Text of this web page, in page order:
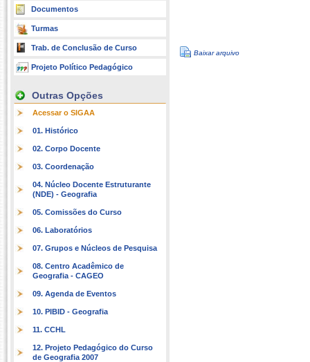
Documentos
Turmas
Trab. de Conclusão de Curso
Projeto Político Pedagógico
Outras Opções
Acessar o SIGAA
01. Histórico
02. Corpo Docente
03. Coordenação
04. Núcleo Docente Estruturante
(NDE) - Geografia
05. Comissões do Curso
06. Laboratórios
07. Grupos e Núcleos de Pesquisa
08. Centro Acadêmico de
Geografia - CAGEO
09. Agenda de Eventos
10. PIBID - Geografia
11. CCHL
12. Projeto Pedagógico do Curso
de Geografia 2007
Baixar arquivo